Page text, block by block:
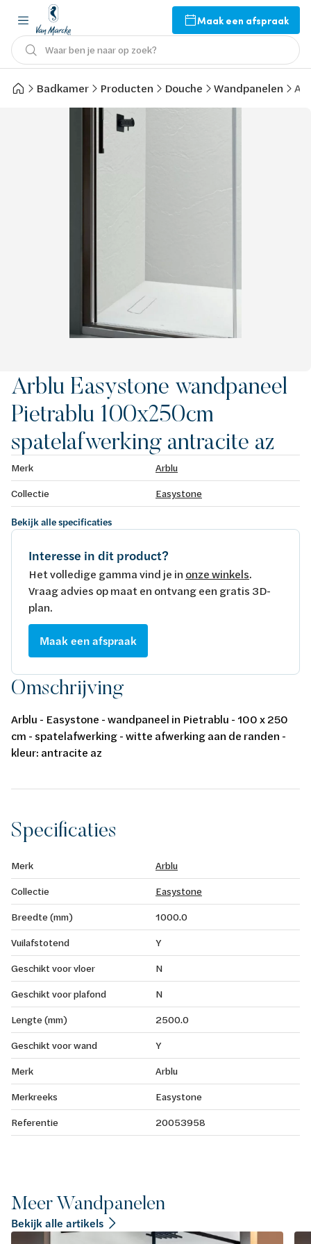
Maak een afspraak
Waar ben je naar op zoek?
Badkamer Producten Douche Wandpanelen
Arblu Easystone wandpaneel
Pietrablu 100x250cm
spatelafwerking antracite az
Merk
Arblu
Collectie
Easystone
Bekijk alle specificaties
Interesse in dit product?
Het volledige gamma vind je in onze winkels.
Vraag advies op maat en ontvang een gratis 3D-
plan.
Maak een afspraak
Omschrijving
Arblu - Easystone - wandpaneel in Pietrablu - 100 x 250
cm - spatelafwerking - witte afwerking aan de randen -
kleur: antracite az
Specificaties
Merk
Arblu
Collectie
Easystone
Breedte (mm)
1000.0
Vuilafstotend
Y
Geschikt voor vloer
N
Geschikt voor plafond
N
Lengte (mm)
2500.0
Geschikt voor wand
Y
Merk
Arblu
Merkreeks
Easystone
Referentie
20053958
Meer Wandpanelen
Bekijk alle artikels